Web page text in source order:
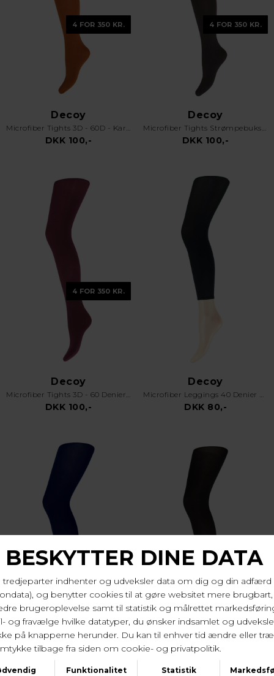
4 FOR 350 KR.
Decoy
Microfiber Tights 3D - 60D - Karry Paprika
DKK 100,-
4 FOR 350 KR.
Decoy
Microfiber Tights Strømpebukser - 3D - 60D - Brun
DKK 100,-
4 FOR 350 KR.
Decoy
Microfiber Tights 3D - 60 Denier - Bordeaux
DKK 100,-
Decoy
Microfiber Leggings 40 Denier Sort
DKK 80,-
Decoy
DKK 80,-
Decoy
DKK 80,-